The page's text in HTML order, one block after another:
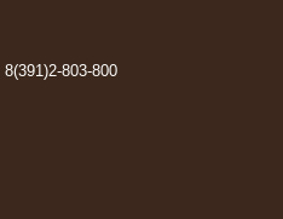
8(391)2-803-800